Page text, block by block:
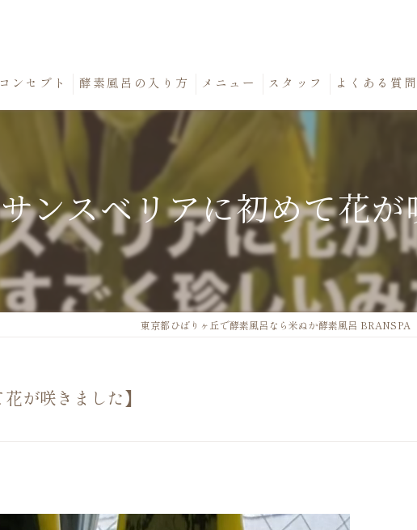
コンセプト 酵素風呂の入り方 メニュー スタッフ よくある質問
ンスベリアに初めて花が
東京都ひばりヶ丘で酵素風呂なら米ぬか酵素風呂 BRANSPA
が咲きました】